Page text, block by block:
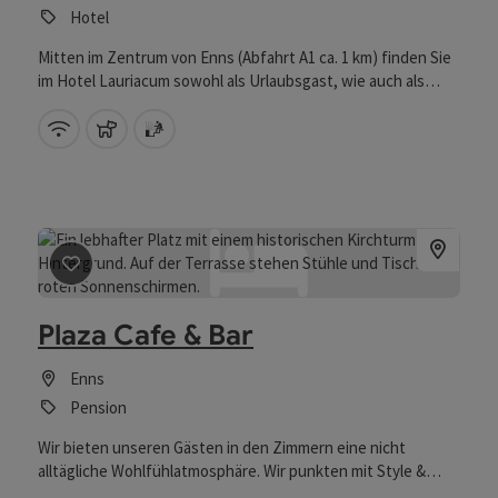
Hotel
Mitten im Zentrum von Enns (Abfahrt A1 ca. 1 km) finden Sie
im Hotel Lauriacum sowohl als Urlaubsgast, wie auch als
Atmosphäre.
W-Lan (kostenlos)
Haustiere erlaubt
Beitrag merken: Plaza Cafe & Bar
Plaza Cafe & Bar
Enns
Pension
Wir bieten unseren Gästen in den Zimmern eine nicht
alltägliche Wohlfühlatmosphäre. Wir punkten mit Style &